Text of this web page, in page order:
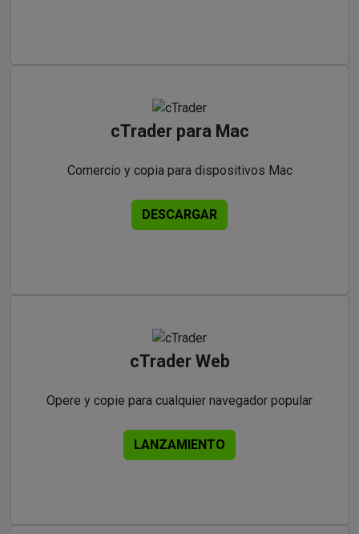
cTrader para Mac
Comercio y copia para dispositivos Mac
DESCARGAR
cTrader Web
Opere y copie para cualquier navegador popular
LANZAMIENTO